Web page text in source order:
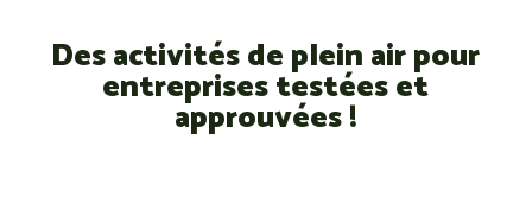
Des activités de plein air pour
entreprises testées et
approuvées !